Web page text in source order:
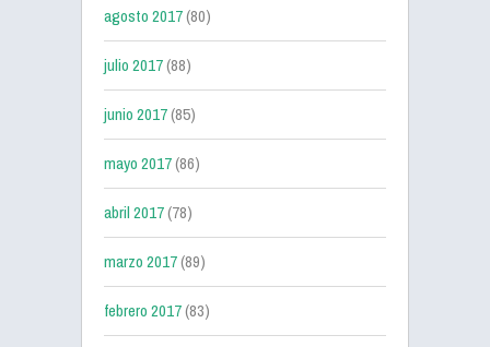
agosto 2017(80)
julio 2017(88)
junio 2017(85)
mayo 2017(86)
abril 2017(78)
marzo 2017(89)
febrero 2017(83)